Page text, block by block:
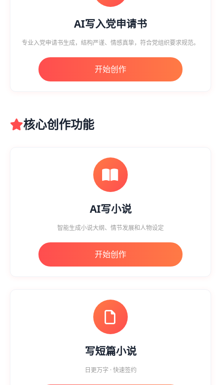
AI写入党申请书
专业入党申请书生成，结构严谨、情感真挚，符合党组织要求规范。
开始创作
核心创作功能
AI写小说
智能生成小说大纲、情节发展和人物设定
开始创作
写短篇小说
日更万字 · 快速签约